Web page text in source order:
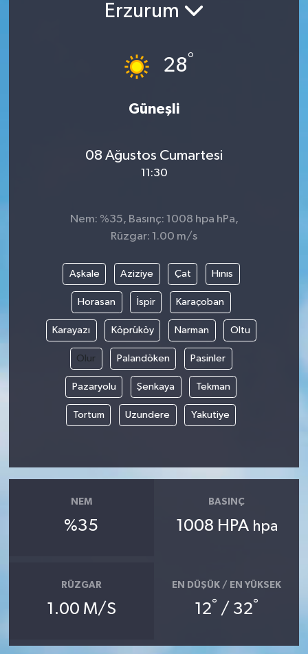
Erzurum
28°
Güneşli
08 Ağustos Cumartesi
11:30
Nem: %35, Basınç: 1008 hpa hPa,
Rüzgar: 1.00 m/s
Aşkale Aziziye Çat Hınıs
Horasan İspir Karaçoban
Karayazı Köprüköy Narman Oltu
Olur Palandöken Pasinler
Pazaryolu Şenkaya Tekman
Tortum Uzundere Yakutiye
NEM
%35
BASINÇ
1008 HPA hpa
RÜZGAR
1.00 M/S
EN DÜŞÜK / EN YÜKSEK
12° / 32°